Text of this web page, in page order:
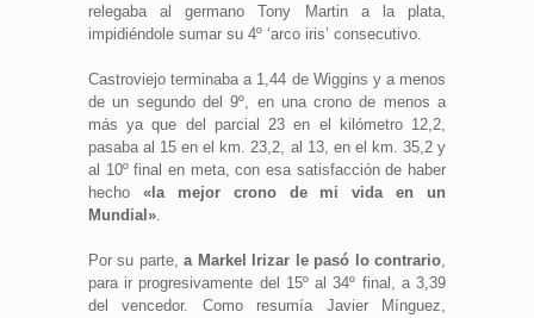
relegaba al germano Tony Martin a la plata,
impidiéndole sumar su 4º ‘arco iris’ consecutivo.
Castroviejo terminaba a 1,44 de Wiggins y a menos
de un segundo del 9º, en una crono de menos a
más ya que del parcial 23 en el kilómetro 12,2,
pasaba al 15 en el km. 23,2, al 13, en el km. 35,2 y
al 10º final en meta, con esa satisfacción de haber
hecho «la mejor crono de mi vida en un
Mundial».
Por su parte,a Markel Irizar le pasó lo contrario,
para ir progresivamente del 15º al 34º final, a 3,39
del vencedor. Como resumía Javier Mínguez,